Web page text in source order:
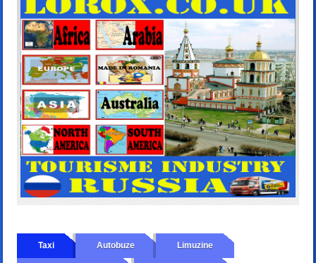
Taxi Autobuze Limuzine